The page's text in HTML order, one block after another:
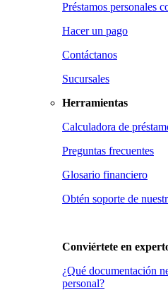
Préstamos personales
Hacer un pago
Contáctanos
Sucursales
Herramientas
Calculadora de
Preguntas frecuentes
Glosario financiero
Obtén soporte de
Conviértete en
¿Qué documentación
personal?